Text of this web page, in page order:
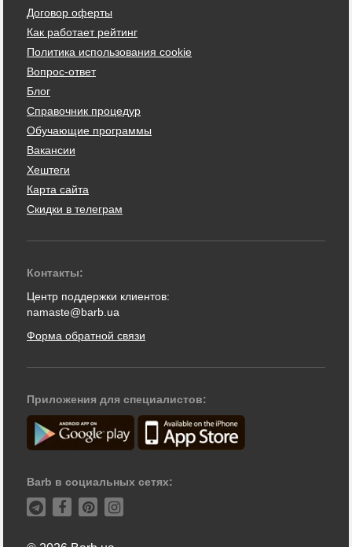
Договор оферты
Как работает рейтинг
Политика использования cookie
Вопрос-ответ
Блог
Справочник процедур
Обучающие программы
Вакансии
Хештеги
Карта сайта
Скидки в телеграм
Контакты:
Центр поддержки клиентов:
namaste@barb.ua
Форма обратной связи
Приложения для специалистов:
Barb в социальных сетях: